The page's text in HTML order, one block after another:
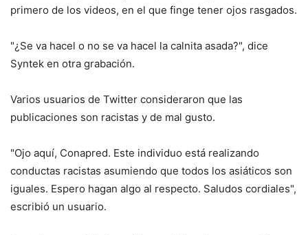
primero de los videos, en el que finge tener ojos rasgados.
"¿Se va hacel o no se va hacel la calnita asada?", dice
Syntek en otra grabación.
Varios usuarios de Twitter consideraron que las
publicaciones son racistas y de mal gusto.
"Ojo aquí, Conapred. Este individuo está realizando
conductas racistas asumiendo que todos los asiáticos son
iguales. Espero hagan algo al respecto. Saludos cordiales",
escribió un usuario.